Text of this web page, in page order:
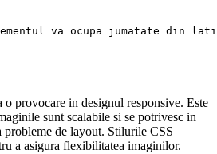
va ocupa jumatate din
o provocare in designul responsive. Este
sunt scalabile si se potrivesc in
probleme de layout. Stilurile CSS
a asigura flexibilitatea imaginilor.